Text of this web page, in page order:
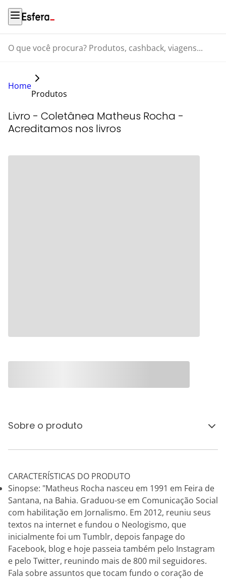
O que você procura? Produtos, cashback, viagens...
Home
Produtos
Livro - Coletânea Matheus Rocha -
Acreditamos nos livros
Sobre o produto
CARACTERÍSTICAS DO PRODUTO
Sinopse: "Matheus Rocha nasceu em 1991 em Feira de
Santana, na Bahia. Graduou-se em Comunicação Social
com habilitação em Jornalismo. Em 2012, reuniu seus
textos na internet e fundou o Neologismo, que
inicialmente foi um Tumblr, depois fanpage do
Facebook, blog e hoje passeia também pelo Instagram
e pelo Twitter, reunindo mais de 800 mil seguidores.
Fala sobre assuntos que tocam fundo o coração de